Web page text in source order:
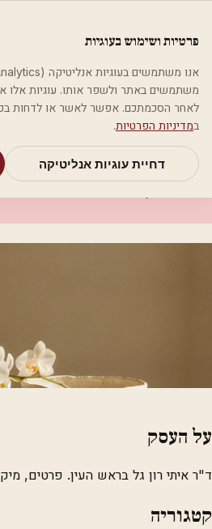
מאמריםקטגוריותחיפושאודות
בית קטגוריות אסתטיקה רפואית ד"ר
אסתטיקה רפואית
ד"ר איתי רון גל
על העסק
ד"ר איתי רון גל בראש העין. פרטים,
קטגוריה
פרטיות ושימוש בעוגיות
משתמשים באתר ולשפר אותו. עוגיות אלו
לאחר הסכמתכם. אפשר לאשר או לדחות
במדיניות הפרטיות.
דחיית עוגיות אנליטיקה